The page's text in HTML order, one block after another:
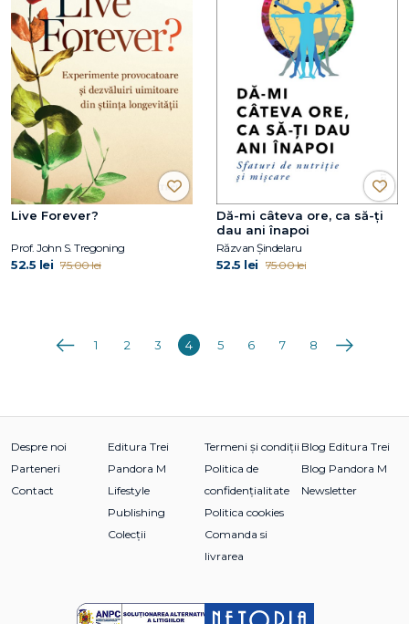
Live Forever?
Prof. John S. Tregoning
52.5 lei 75.00 lei
Dă-mi câteva ore, ca să-ţi
dau ani înapoi
Răzvan Șindelaru
52.5 lei 75.00 lei
Anterioara
1 2 3 4 5 6 7 8 Următoarea
Despre noi
Parteneri
Contact
Editura Trei
Pandora M
Lifestyle
Publishing
Colecții
Termeni și condiții
Politica de
confidențialitate
Politica cookies
Comanda si
livrarea
Blog Editura Trei
Blog Pandora M
Newsletter